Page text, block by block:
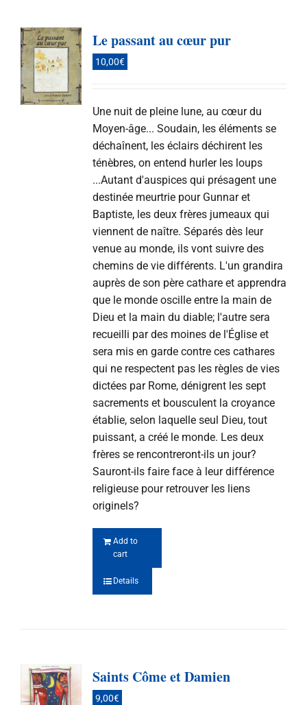
Le passant au cœur pur
10,00€
Une nuit de pleine lune, au cœur du
Moyen-âge... Soudain, les éléments se
déchaînent, les éclairs déchirent les
ténèbres, on entend hurler les loups
...Autant d'auspices qui présagent une
destinée meurtrie pour Gunnar et
Baptiste, les deux frères jumeaux qui
viennent de naître. Séparés dès leur
venue au monde, ils vont suivre des
chemins de vie différents. L'un grandira
auprès de son père cathare et apprendra
que le monde oscille entre la main de
Dieu et la main du diable; l'autre sera
recueilli par des moines de l'Église et
sera mis en garde contre ces cathares
qui ne respectent pas les règles de vies
dictées par Rome, dénigrent les sept
sacrements et bousculent la croyance
établie, selon laquelle seul Dieu, tout
puissant, a créé le monde. Les deux
frères se rencontreront-ils un jour?
Sauront-ils faire face à leur différence
religieuse pour retrouver les liens
originels?
Add to
cart
Details
Saints Côme et Damien
9,00€